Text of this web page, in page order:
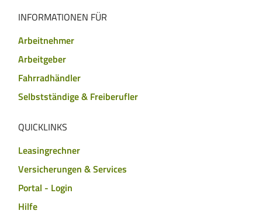
INFORMATIONEN FÜR
Arbeitnehmer
Arbeitgeber
Fahrradhändler
Selbstständige & Freiberufler
QUICKLINKS
Leasingrechner
Versicherungen & Services
Portal - Login
Hilfe